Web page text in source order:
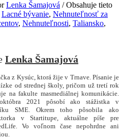
Lenka Šamajová / Obsahuje tieto
Lacné bývanie, Nehnuteľnosť za
, Nehnuteľnosti, Taliansko,
Lenka Šamajová
z Kysúc, ktorá žije v Trnave. Písanie je
od strednej školy, pričom už tretí rok
na fakulte masmediálnej komunikácie.
2021 pôsobí ako stážistka v
SME. Okrem toho pôsobila ako
v Startitupe, aktuálne píše pre
Vo voľnom čase nepohrdne ani